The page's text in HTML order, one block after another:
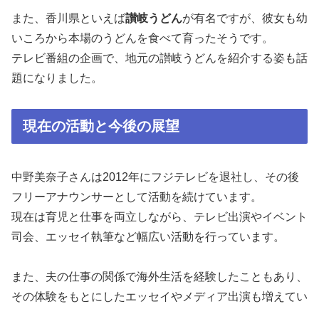
また、香川県といえば讃岐うどんが有名ですが、彼女も幼
いころから本場のうどんを食べて育ったそうです。
テレビ番組の企画で、地元の讃岐うどんを紹介する姿も話
題になりました。
現在の活動と今後の展望
中野美奈子さんは2012年にフジテレビを退社し、その後
フリーアナウンサーとして活動を続けています。
現在は育児と仕事を両立しながら、テレビ出演やイベント
司会、エッセイ執筆など幅広い活動を行っています。
また、夫の仕事の関係で海外生活を経験したこともあり、
その体験をもとにしたエッセイやメディア出演も増えてい